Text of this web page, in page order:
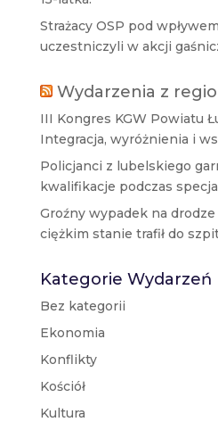
Strażacy OSP pod
uczestniczyli w akcji
Wydarzenia z
III Kongres KGW Powiatu
Integracja, wyróżnienia i
Policjanci z lubelskiego
kwalifikacje podczas
Groźny wypadek na
ciężkim stanie trafił do
Kategorie Wydarzeń
Bez kategorii
Ekonomia
Konflikty
Kościół
Kultura